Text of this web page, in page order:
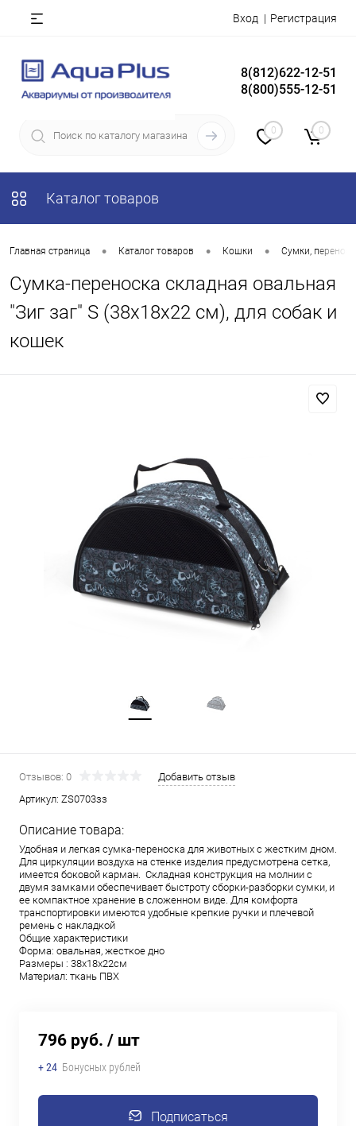
Вход Регистрация
8(812)622-12-51
8(800)555-12-51
0 0
Каталог товаров
Главная страница • Каталог товаров • Кошки • Сумки,
Сумка-переноска складная овальная
"Зиг заг" S (38х18х22 см), для собак и
кошек
Отзывов: 0
Добавить отзыв
Артикул: ZS0703зз
Описание товара:
Удобная и легкая сумка-переноска для животных с жестким дном.
Для циркуляции воздуха на стенке изделия предусмотрена сетка,
имеется боковой карман. Складная конструкция на молнии с
двумя замками обеспечивает быстроту сборки-разборки сумки, и
ее компактное хранение в сложенном виде. Для комфорта
транспортировки имеются удобные крепкие ручки и плечевой
ремень с накладкой
Общие характеристики
Форма: овальная, жесткое дно
Размеры : 38х18х22см
Материал: ткань ПВХ
796 руб. / шт
+ 24 Бонусных рублей
Подписаться